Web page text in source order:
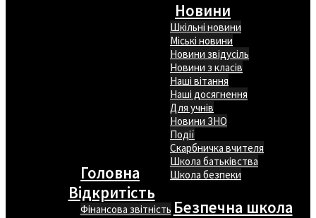
Головна
Новини
Шкільні новини
Міські новини
Новини звідусіль
Новини з класів
Наші вітання
Наші досягнення
Для учнів
Новини ЗНО
Події
Скарбничка вчителя
Школа батьківства
Школа безпеки
Відкритість
Фінансова звітність Безпечна школа